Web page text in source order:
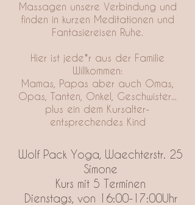
Massagen unsere Verbindung und
finden in kurzen Meditationen und
Fantasiereisen Ruhe.
Hier ist jede*r aus der Familie
Willkommen:
Mamas, Papas aber auch Omas,
Opas, Tanten, Onkel, Geschwister...
plus ein dem Kursalter-
entsprechendes Kind
Wolf Pack Yoga, Waechterstr. 25
Simone
Kurs mit 5 Terminen
Dienstags, von 16:00-17:00Uhr